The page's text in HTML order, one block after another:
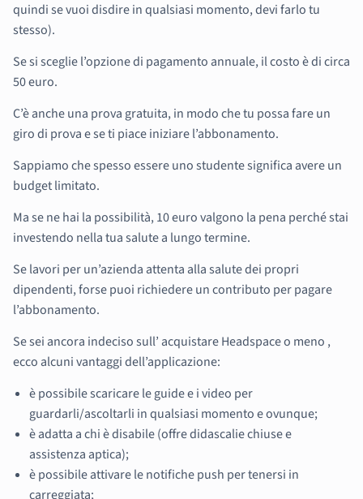
quindi se vuoi disdire in qualsiasi momento, devi farlo tu
stesso).
Se si sceglie l’opzione di pagamento annuale, il costo è di circa
50 euro.
C’è anche una prova gratuita, in modo che tu possa fare un
giro di prova e se ti piace iniziare l’abbonamento.
Sappiamo che spesso essere uno studente significa avere un
budget limitato.
Ma se ne hai la possibilità, 10 euro valgono la pena perché stai
investendo nella tua salute a lungo termine.
Se lavori per un’azienda attenta alla salute dei propri
dipendenti, forse puoi richiedere un contributo per pagare
l’abbonamento.
Se sei ancora indeciso sull’ acquistare Headspace o meno ,
ecco alcuni vantaggi dell’applicazione:
è possibile scaricare le guide e i video per
guardarli/ascoltarli in qualsiasi momento e ovunque;
è adatta a chi è disabile (offre didascalie chiuse e
assistenza aptica);
è possibile attivare le notifiche push per tenersi in
carreggiata;